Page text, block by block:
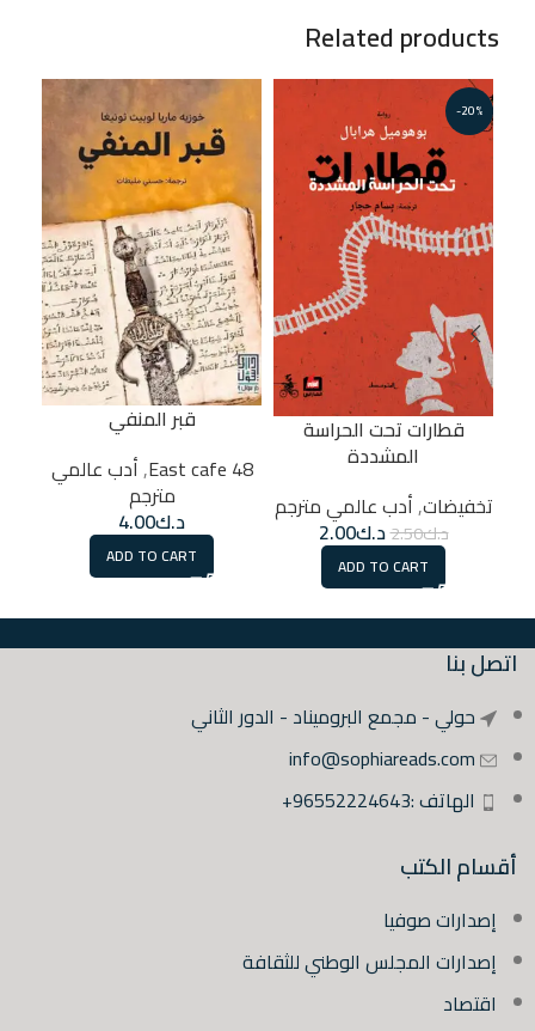
Related products
-20%
قطارات تحت الحراسة
المشددة
تخفيضات,أدب عالمي مترجم
د.ك2.50د.ك2.00
ADD TO CART
قبر المنفي
48 East cafe
,أدب عالمي
مترجم
د.ك4.00
ADD TO CART
اتصل بنا
حولي - مجمع البروميناد - الدور الثاني
info@sophiareads.com
الهاتف :96552224643+
أقسام الكتب
إصدارات صوفيا
إصدارات المجلس الوطني للثقافة
اقتصاد